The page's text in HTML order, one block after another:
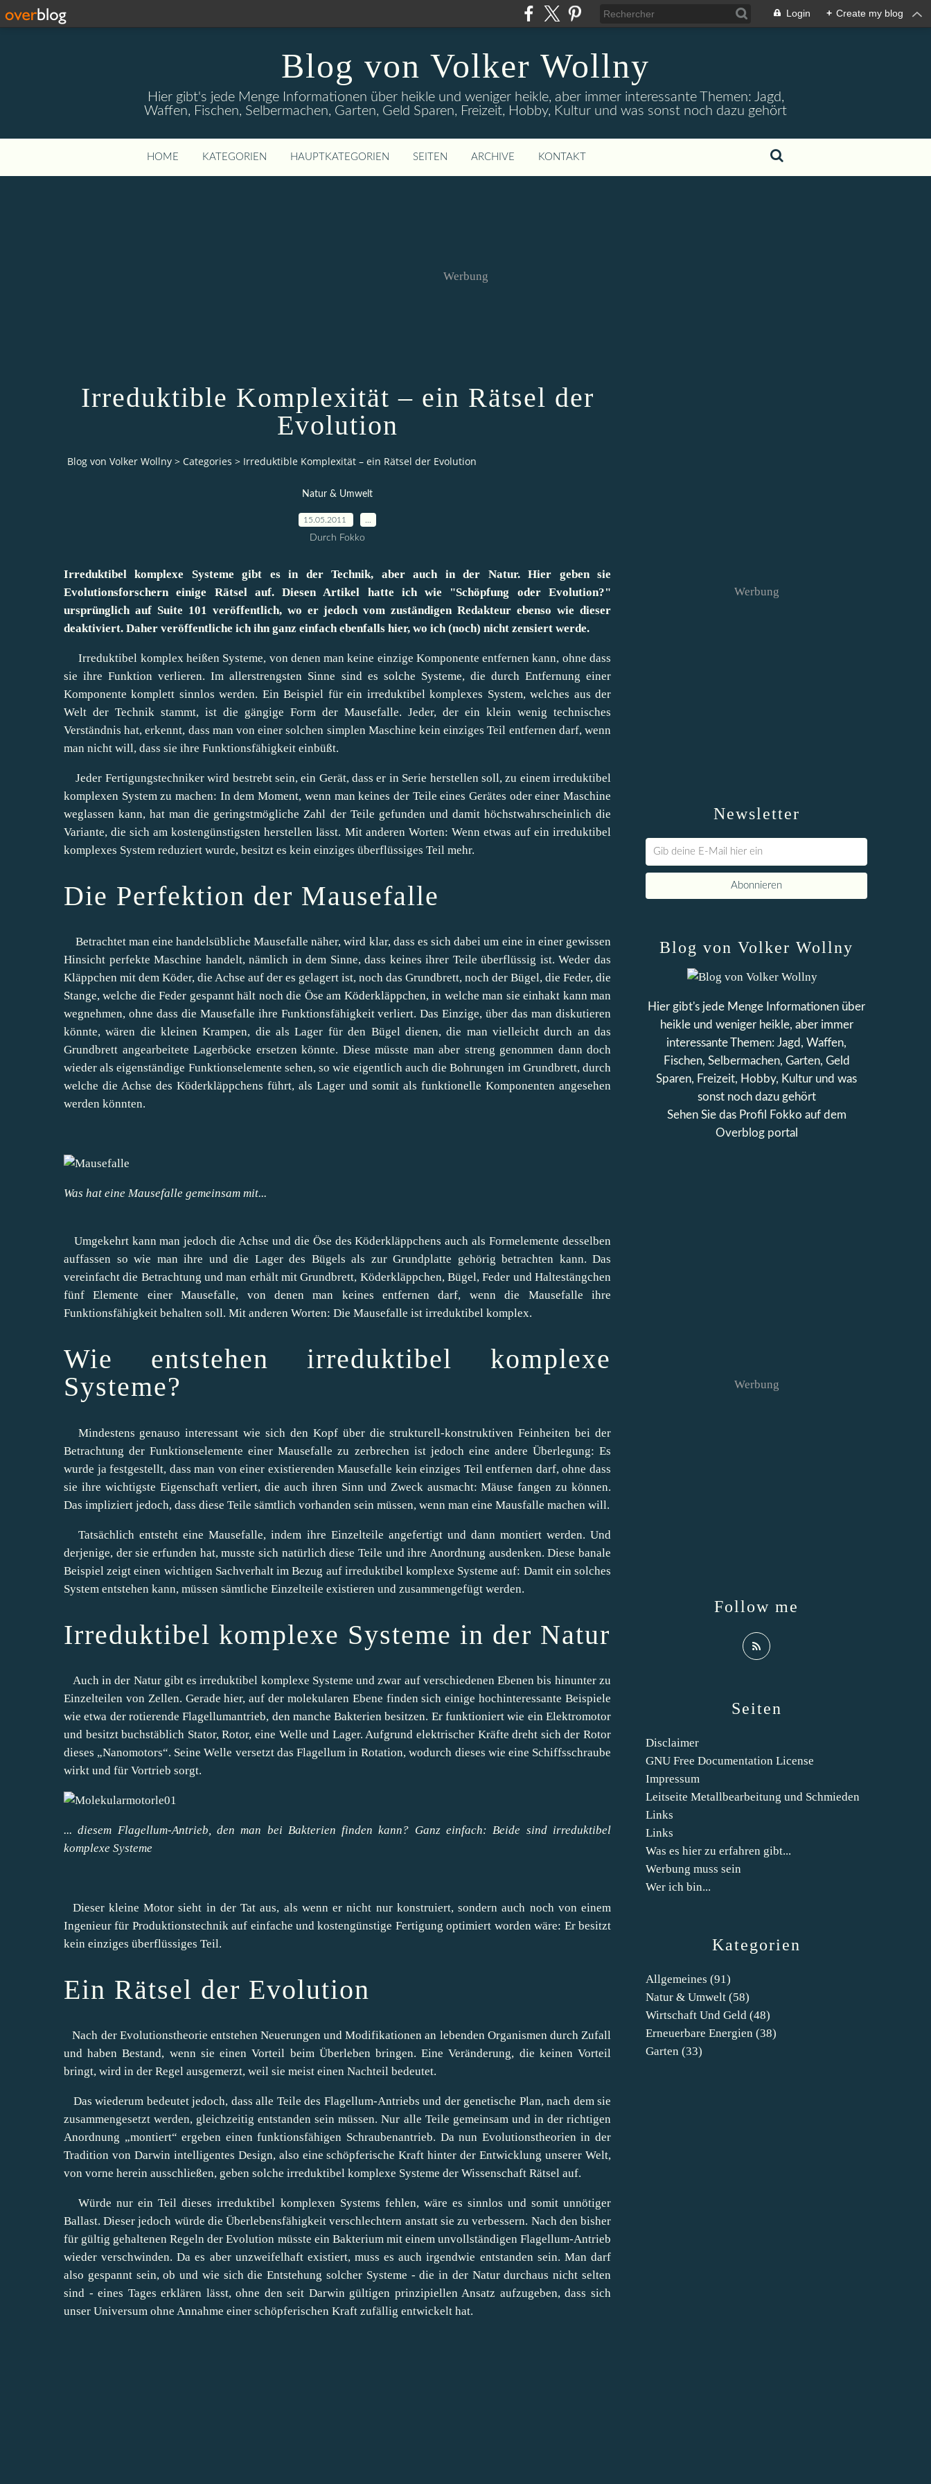
Login + Create my blog
Blog von Volker Wollny
Hier gibt's jede Menge Informationen über heikle und weniger heikle, aber immer interessante Themen: Jagd,
Waffen, Fischen, Selbermachen, Garten, Geld Sparen, Freizeit, Hobby, Kultur und was sonst noch dazu gehört
HOME KATEGORIEN HAUPTKATEGORIEN SEITEN ARCHIVE KONTAKT
Werbung
Irreduktible Komplexität – ein Rätsel der
Evolution
Blog von Volker Wollny > Categories > Irreduktible Komplexität – ein Rätsel der Evolution
Natur & Umwelt
15.05.2011
Durch Fokko
Irreduktibel komplexe Systeme gibt es in der Technik, aber auch in der Natur. Hier geben sie
Evolutionsforschern einige Rätsel auf. Diesen Artikel hatte ich wie "Schöpfung oder Evolution?"
ursprünglich auf Suite 101 veröffentlich, wo er jedoch vom zuständigen Redakteur ebenso wie dieser
deaktiviert. Daher veröffentliche ich ihn ganz einfach ebenfalls hier, wo ich (noch) nicht zensiert werde.
Irreduktibel komplex heißen Systeme, von denen man keine einzige Komponente entfernen kann, ohne dass
sie ihre Funktion verlieren. Im allerstrengsten Sinne sind es solche Systeme, die durch Entfernung einer
Komponente komplett sinnlos werden. Ein Beispiel für ein irreduktibel komplexes System, welches aus der
Welt der Technik stammt, ist die gängige Form der Mausefalle. Jeder, der ein klein wenig technisches
Verständnis hat, erkennt, dass man von einer solchen simplen Maschine kein einziges Teil entfernen darf, wenn
man nicht will, dass sie ihre Funktionsfähigkeit einbüßt.
Jeder Fertigungstechniker wird bestrebt sein, ein Gerät, dass er in Serie herstellen soll, zu einem irreduktibel
komplexen System zu machen: In dem Moment, wenn man keines der Teile eines Gerätes oder einer Maschine
weglassen kann, hat man die geringstmögliche Zahl der Teile gefunden und damit höchstwahrscheinlich die
Variante, die sich am kostengünstigsten herstellen lässt. Mit anderen Worten: Wenn etwas auf ein irreduktibel
komplexes System reduziert wurde, besitzt es kein einziges überflüssiges Teil mehr.
Die Perfektion der Mausefalle
Betrachtet man eine handelsübliche Mausefalle näher, wird klar, dass es sich dabei um eine in einer gewissen
Hinsicht perfekte Maschine handelt, nämlich in dem Sinne, dass keines ihrer Teile überflüssig ist. Weder das
Kläppchen mit dem Köder, die Achse auf der es gelagert ist, noch das Grundbrett, noch der Bügel, die Feder, die
Stange, welche die Feder gespannt hält noch die Öse am Köderkläppchen, in welche man sie einhakt kann man
wegnehmen, ohne dass die Mausefalle ihre Funktionsfähigkeit verliert. Das Einzige, über das man diskutieren
könnte, wären die kleinen Krampen, die als Lager für den Bügel dienen, die man vielleicht durch an das
Grundbrett angearbeitete Lagerböcke ersetzen könnte. Diese müsste man aber streng genommen dann doch
wieder als eigenständige Funktionselemente sehen, so wie eigentlich auch die Bohrungen im Grundbrett, durch
welche die Achse des Köderkläppchens führt, als Lager und somit als funktionelle Komponenten angesehen
werden könnten.
Was hat eine Mausefalle gemeinsam mit...
Umgekehrt kann man jedoch die Achse und die Öse des Köderkläppchens auch als Formelemente desselben
auffassen so wie man ihre und die Lager des Bügels als zur Grundplatte gehörig betrachten kann. Das
vereinfacht die Betrachtung und man erhält mit Grundbrett, Köderkläppchen, Bügel, Feder und Haltestängchen
fünf Elemente einer Mausefalle, von denen man keines entfernen darf, wenn die Mausefalle ihre
Funktionsfähigkeit behalten soll. Mit anderen Worten: Die Mausefalle ist irreduktibel komplex.
Wie entstehen irreduktibel komplexe
Systeme?
Mindestens genauso interessant wie sich den Kopf über die strukturell-konstruktiven Feinheiten bei der
Betrachtung der Funktionselemente einer Mausefalle zu zerbrechen ist jedoch eine andere Überlegung: Es
wurde ja festgestellt, dass man von einer existierenden Mausefalle kein einziges Teil entfernen darf, ohne dass
sie ihre wichtigste Eigenschaft verliert, die auch ihren Sinn und Zweck ausmacht: Mäuse fangen zu können.
Das impliziert jedoch, dass diese Teile sämtlich vorhanden sein müssen, wenn man eine Mausfalle machen will.
Tatsächlich entsteht eine Mausefalle, indem ihre Einzelteile angefertigt und dann montiert werden. Und
derjenige, der sie erfunden hat, musste sich natürlich diese Teile und ihre Anordnung ausdenken. Diese banale
Beispiel zeigt einen wichtigen Sachverhalt im Bezug auf irreduktibel komplexe Systeme auf: Damit ein solches
System entstehen kann, müssen sämtliche Einzelteile existieren und zusammengefügt werden.
Irreduktibel komplexe Systeme in der Natur
Auch in der Natur gibt es irreduktibel komplexe Systeme und zwar auf verschiedenen Ebenen bis hinunter zu
Einzelteilen von Zellen. Gerade hier, auf der molekularen Ebene finden sich einige hochinteressante Beispiele
wie etwa der rotierende Flagellumantrieb, den manche Bakterien besitzen. Er funktioniert wie ein Elektromotor
und besitzt buchstäblich Stator, Rotor, eine Welle und Lager. Aufgrund elektrischer Kräfte dreht sich der Rotor
dieses „Nanomotors“. Seine Welle versetzt das Flagellum in Rotation, wodurch dieses wie eine Schiffsschraube
wirkt und für Vortrieb sorgt.
... diesem Flagellum-Antrieb, den man bei Bakterien finden kann? Ganz einfach: Beide sind irreduktibel
komplexe Systeme
Dieser kleine Motor sieht in der Tat aus, als wenn er nicht nur konstruiert, sondern auch noch von einem
Ingenieur für Produktionstechnik auf einfache und kostengünstige Fertigung optimiert worden wäre: Er besitzt
kein einziges überflüssiges Teil.
Ein Rätsel der Evolution
Nach der Evolutionstheorie entstehen Neuerungen und Modifikationen an lebenden Organismen durch Zufall
und haben Bestand, wenn sie einen Vorteil beim Überleben bringen. Eine Veränderung, die keinen Vorteil
bringt, wird in der Regel ausgemerzt, weil sie meist einen Nachteil bedeutet.
Das wiederum bedeutet jedoch, dass alle Teile des Flagellum-Antriebs und der genetische Plan, nach dem sie
zusammengesetzt werden, gleichzeitig entstanden sein müssen. Nur alle Teile gemeinsam und in der richtigen
Anordnung „montiert“ ergeben einen funktionsfähigen Schraubenantrieb. Da nun Evolutionstheorien in der
Tradition von Darwin intelligentes Design, also eine schöpferische Kraft hinter der Entwicklung unserer Welt,
von vorne herein ausschließen, geben solche irreduktibel komplexe Systeme der Wissenschaft Rätsel auf.
Würde nur ein Teil dieses irreduktibel komplexen Systems fehlen, wäre es sinnlos und somit unnötiger
Ballast. Dieser jedoch würde die Überlebensfähigkeit verschlechtern anstatt sie zu verbessern. Nach den bisher
für gültig gehaltenen Regeln der Evolution müsste ein Bakterium mit einem unvollständigen Flagellum-Antrieb
wieder verschwinden. Da es aber unzweifelhaft existiert, muss es auch irgendwie entstanden sein. Man darf
also gespannt sein, ob und wie sich die Entstehung solcher Systeme - die in der Natur durchaus nicht selten
sind - eines Tages erklären lässt, ohne den seit Darwin gültigen prinzipiellen Ansatz aufzugeben, dass sich
unser Universum ohne Annahme einer schöpferischen Kraft zufällig entwickelt hat.
Newsletter
Werbung
Kategorien
Allgemeines (91)
Natur & Umwelt (58)
Wirtschaft Und Geld (48)
Erneuerbare Energien (38)
Garten (33)
Seiten
Disclaimer
GNU Free Documentation License
Impressum
Leitseite Metallbearbeitung und Schmieden
Links
Links
Was es hier zu erfahren gibt...
Werbung muss sein
Wer ich bin...
Blog von Volker Wollny
Hier gibt's jede Menge Informationen über
heikle und weniger heikle, aber immer
interessante Themen: Jagd, Waffen,
Fischen, Selbermachen, Garten, Geld
Sparen, Freizeit, Hobby, Kultur und was
sonst noch dazu gehört
Sehen Sie das Profil
Fokko auf dem
Overblog portal
Follow me
Werbung